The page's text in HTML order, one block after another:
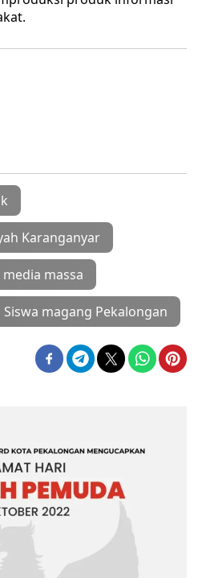
Karanganyar
massa
Siswa magang Pekalongan